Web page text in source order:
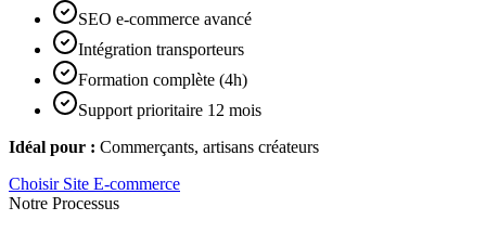
SEO e-commerce avancé
Intégration transporteurs
Formation complète (4h)
Support prioritaire 12 mois
Idéal pour : Commerçants, artisans créateurs
Choisir Site E-commerce
Notre Processus